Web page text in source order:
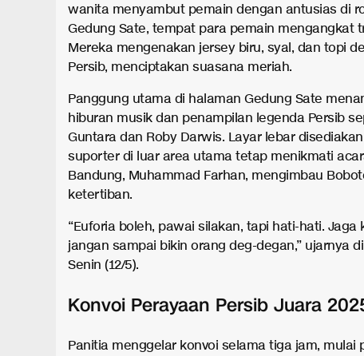
wanita menyambut pemain dengan antusias di
Gedung Sate, tempat para pemain mengangkat
Mereka mengenakan jersey biru, syal, dan topi
Persib, menciptakan suasana meriah.
Panggung utama di halaman Gedung Sate
hiburan musik dan penampilan legenda Persib
Guntara dan Roby Darwis. Layar lebar
suporter di luar area utama tetap menikmati
Bandung, Muhammad Farhan, mengimbau
ketertiban.
“Euforia boleh, pawai silakan, tapi hati-hati. Jaga
jangan sampai bikin orang deg-degan,” ujarnya
Senin (12/5).
Konvoi Perayaan Persib Juara
Panitia menggelar konvoi selama tiga jam, mulai